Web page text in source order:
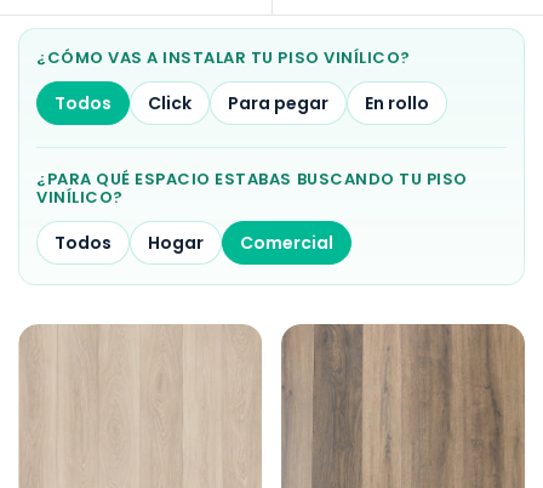
¿CÓMO VAS A INSTALAR TU PISO VINÍLICO?
Todos Click Para pegar En rollo
¿PARA QUÉ ESPACIO ESTABAS BUSCANDO TU PISO
VINÍLICO?
Todos Hogar Comercial